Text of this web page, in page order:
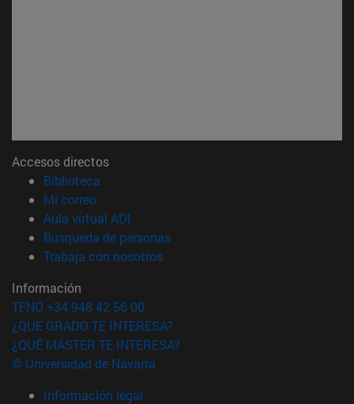
Accesos directos
Biblioteca
Mi correo(abre en nueva ventana)
Aula virtual ADI
Búsqueda de personas(abre en nueva ventana)
Trabaja con nosotros(abre en nueva ventana)
Información
TFNO +34 948 42 56 00
¿QUÉ GRADO TE INTERESA?
¿QUÉ MÁSTER TE INTERESA?
© Universidad de Navarra
Información legal